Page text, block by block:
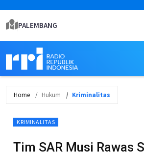
PALEMBANG
Home Hukum Kriminalitas
KRIMINALITAS
Tim SAR Musi Rawas